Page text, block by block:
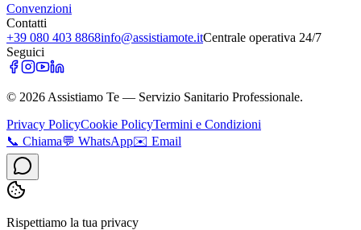
Convenzioni
Contatti
+39 080 403 8868info@assistiamote.itCentrale operativa 24/7
Seguici
© 2026 Assistiamo Te — Servizio Sanitario Professionale.
Privacy PolicyCookie PolicyTermini e Condizioni
📞 Chiama💬 WhatsApp✉️ Email
Rispettiamo la tua privacy